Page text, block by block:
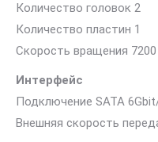
Количество головок 2
Количество пластин 1
Скорость вращения
Интерфейс
Подключение SATA
Внешняя скорость